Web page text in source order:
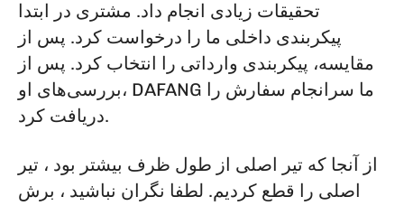
تحقیقات زیادی انجام داد. مشتری در ابتدا
پیکربندی داخلی ما را درخواست کرد. پس از
مقایسه، پیکربندی وارداتی را انتخاب کرد. پس از
بررسی‌های او، DAFANG ما سرانجام سفارش را
دریافت کرد.
از آنجا که تیر اصلی از طول ظرف بیشتر بود ، تیر
اصلی را قطع کردیم. لطفا نگران نباشید ، برش